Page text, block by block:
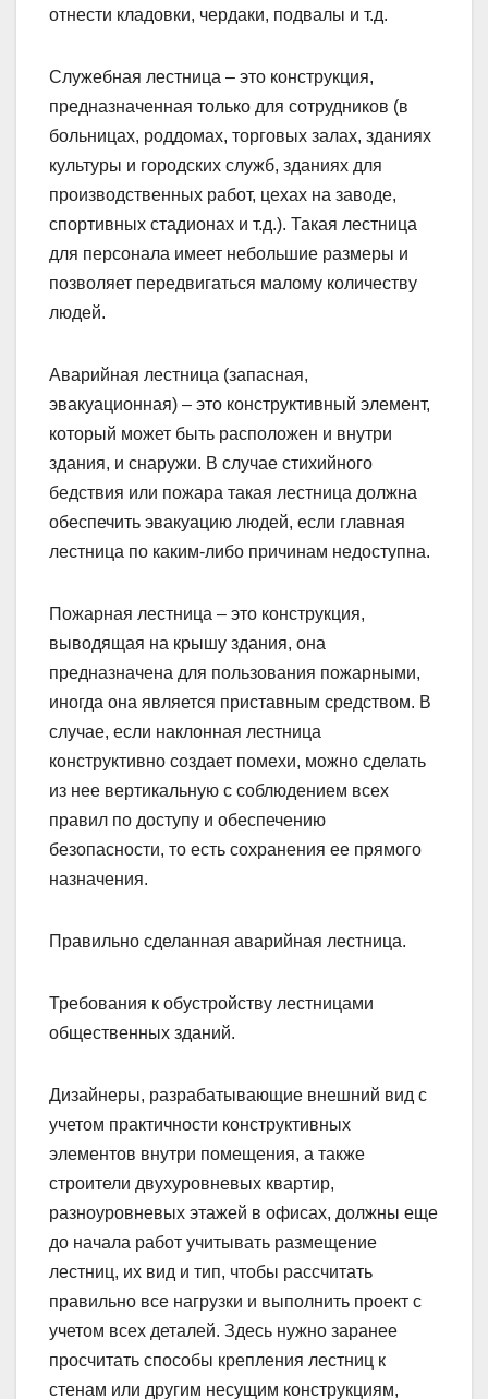
отнести кладовки, чердаки, подвалы и т.д.
Служебная лестница – это конструкция,
предназначенная только для сотрудников (в
больницах, роддомах, торговых залах, зданиях
культуры и городских служб, зданиях для
производственных работ, цехах на заводе,
спортивных стадионах и т.д.). Такая лестница
для персонала имеет небольшие размеры и
позволяет передвигаться малому количеству
людей.
Аварийная лестница (запасная,
эвакуационная) – это конструктивный элемент,
который может быть расположен и внутри
здания, и снаружи. В случае стихийного
бедствия или пожара такая лестница должна
обеспечить эвакуацию людей, если главная
лестница по каким-либо причинам недоступна.
Пожарная лестница – это конструкция,
выводящая на крышу здания, она
предназначена для пользования пожарными,
иногда она является приставным средством. В
случае, если наклонная лестница
конструктивно создает помехи, можно сделать
из нее вертикальную с соблюдением всех
правил по доступу и обеспечению
безопасности, то есть сохранения ее прямого
назначения.
Правильно сделанная аварийная лестница.
Требования к обустройству лестницами
общественных зданий.
Дизайнеры, разрабатывающие внешний вид с
учетом практичности конструктивных
элементов внутри помещения, а также
строители двухуровневых квартир,
разноуровневых этажей в офисах, должны еще
до начала работ учитывать размещение
лестниц, их вид и тип, чтобы рассчитать
правильно все нагрузки и выполнить проект с
учетом всех деталей. Здесь нужно заранее
просчитать способы крепления лестниц к
стенам или другим несущим конструкциям,